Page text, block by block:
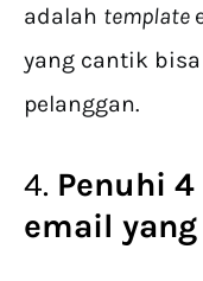
adalah template
yang cantik
pelanggan.
4. Penuhi
email